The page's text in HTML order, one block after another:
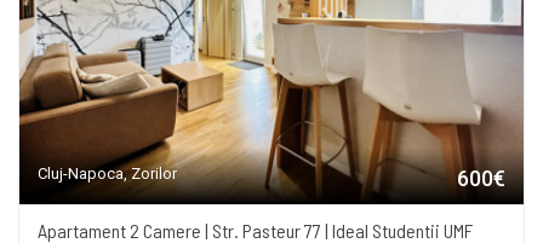
Cluj-Napoca, Zorilor 600€
Apartament 2 Camere | Str. Pasteur 77 | Ideal Studentii UMF